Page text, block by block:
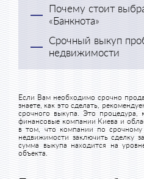
Почему стоит
«Банкнота»
Срочный выкуп
недвижимости
Если Вам необходимо срочно
знаете, как это сделать,
срочного выкупа. Это процедура,
финансовые компании Киева и
в том, что компании по срочному
недвижимости заключить сделку
сумма выкупа находится на
объекта.